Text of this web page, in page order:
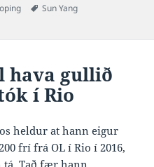
Tags
Sun Yang
á síðani ikki á kinesiska landsliðnum
hava gullið
í Rio
heldur at hann eigur
frí frá OL í Rio í 2016,
tá. Tað fær hann